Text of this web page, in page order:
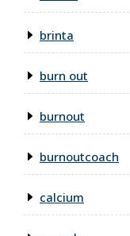
brinta
burn out
burnout
burnoutcoach
calcium